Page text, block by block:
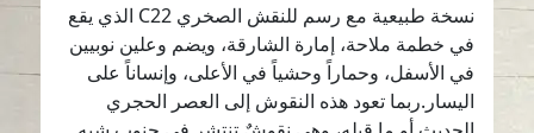
نسخة طبيعية مع رسم للنقش الصخري C22 الذي يقع
في خطمة ملاحة، إمارة الشارقة، ويضم وعلين نوبيين
في الأسفل، وحماراً وحشياً في الأعلى، وإنساناً على
اليسار.ربما تعود هذه النقوش إلى العصر الحجري